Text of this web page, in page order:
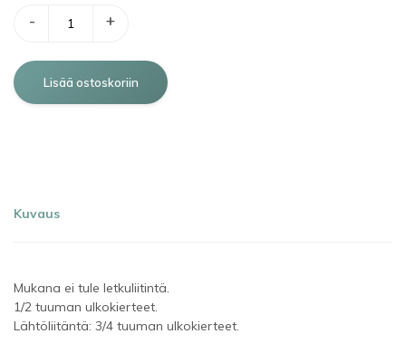
- +
Kuvaus
Mukana ei tule letkuliitintä.
1/2 tuuman ulkokierteet.
Lähtöliitäntä: 3/4 tuuman ulkokierteet.